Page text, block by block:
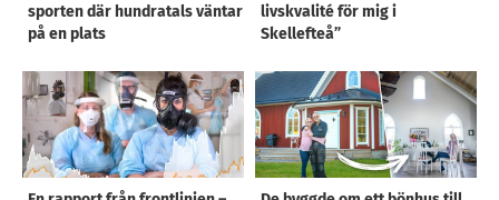
sporten där hundratals väntar
på en plats
livskvalité för mig i
Skellefteå”